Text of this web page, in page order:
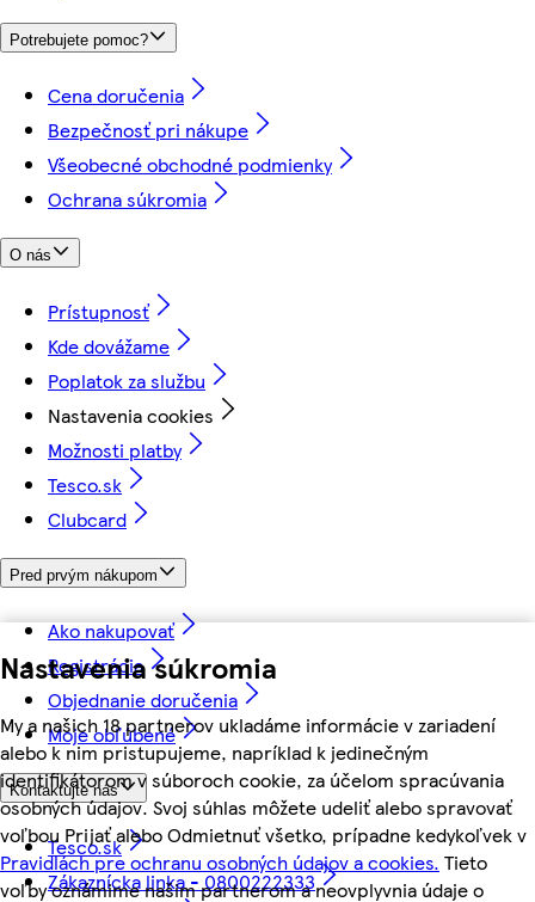
Nastavenia súkromia
My a našich 18 partnerov ukladáme informácie v zariadení
alebo k nim pristupujeme, napríklad k jedinečným
identifikátorom v súboroch cookie, za účelom spracúvania
osobných údajov. Svoj súhlas môžete udeliť alebo spravovať
voľbou Prijať alebo Odmietnuť všetko, prípadne kedykoľvek v
Pravidlách pre ochranu osobných údajov a cookies. Tieto
voľby oznámime našim partnerom a neovplyvnia údaje o
Potrebujete pomoc?
Cena doručenia
Bezpečnosť pri nákupe
Všeobecné obchodné podmienky
Ochrana súkromia
O nás
Prístupnosť
Kde dovážame
Poplatok za službu
Nastavenia cookies
Možnosti platby
Tesco.sk
Clubcard
Pred prvým nákupom
Ako nakupovať
Registrácia
Objednanie doručenia
Moje obľúbené
Kontaktujte nás
Tesco.sk
Zákaznícka linka - 0800222333